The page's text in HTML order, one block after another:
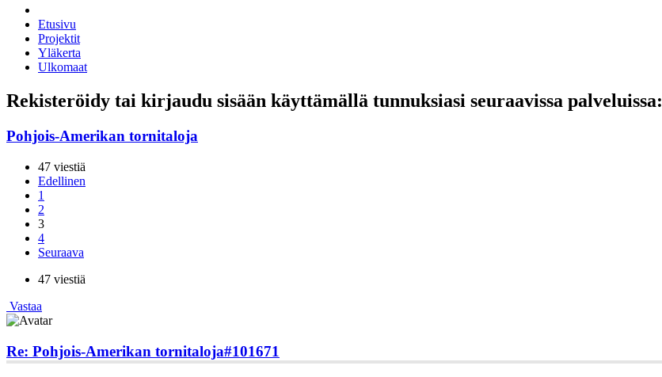
Etusivu
Projektit
Yläkerta
Ulkomaat
Rekisteröidy tai kirjaudu sisään käyttämällä tunnuksiasi seuraavissa palveluissa:
Pohjois-Amerikan tornitaloja
47 viestiä
Edellinen
1
2
3
4
Seuraava
47 viestiä
Vastaa
Re: Pohjois-Amerikan tornitaloja#101671